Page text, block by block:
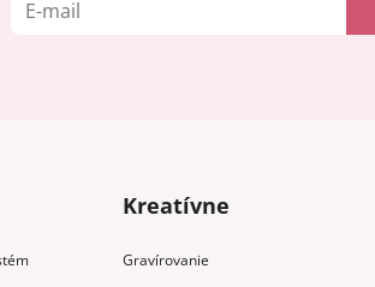
Kreatívne
Gravírovanie